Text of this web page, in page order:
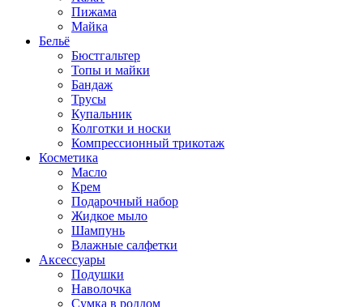
Пижама
Майка
Бельё
Бюстгальтер
Топы и майки
Бандаж
Трусы
Купальник
Колготки и носки
Компрессионный трикотаж
Косметика
Масло
Крем
Подарочный набор
Жидкое мыло
Шампунь
Влажные салфетки
Аксессуары
Подушки
Наволочка
Сумка в роддом